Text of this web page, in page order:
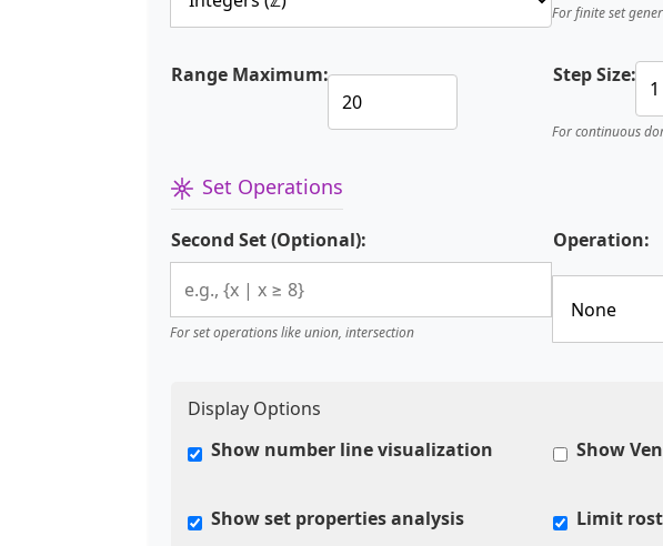
For finite set
Range Maximum: Step Size:
For continuous
Set Operations
Second Set (Optional):
For set operations like union, intersection
Operation:
Display Options
Show number line visualization
Show
Show set properties analysis Limit